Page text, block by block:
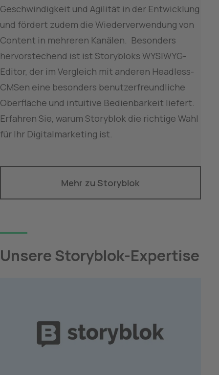
Geschwindigkeit und Agilität in der Entwicklung
und fördert zudem die Wiederverwendung von
Content in mehreren Kanälen.  Besonders
hervorstechend ist ist Storybloks WYSIWYG-
Editor, der im Vergleich mit anderen Headless-
CMSen eine besonders benutzerfreundliche
Oberfläche und intuitive Bedienbarkeit liefert.
Erfahren Sie, warum Storyblok die richtige Wahl
für Ihr Digitalmarketing ist.
Mehr zu Storyblok
Unsere Storyblok-Expertise